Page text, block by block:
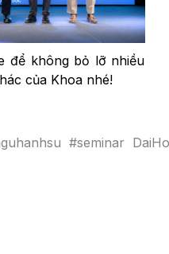
để không bỏ lỡ nhiều
của Khoa nhé!
#seminar